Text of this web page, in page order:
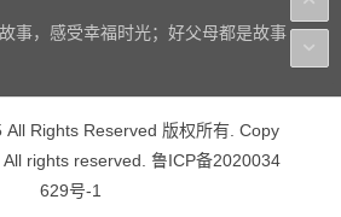
事，感受幸福时光；好父母都是故事
All Rights Reserved 版权所有. Copy
rights reserved. 鲁ICP备2020034
629号-1